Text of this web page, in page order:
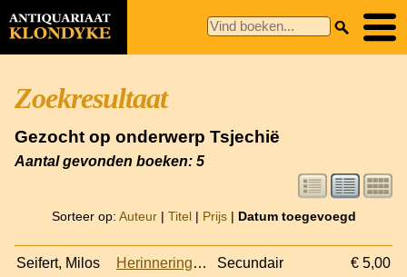
Zoekresultaat
Gezocht op onderwerp Tsjechië
Aantal gevonden boeken: 5
Sorteer op: Auteur| Titel| Prijs| Datum toegevoegd
Seifert, Milos Herinneringen aan Holland: op bezoek bij de dichter Frederik van Eeden Secundair € 5,00